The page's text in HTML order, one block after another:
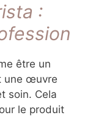
:
être un
une œuvre
soin. Cela
le produit